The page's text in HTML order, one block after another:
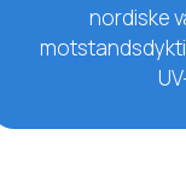
nordiske